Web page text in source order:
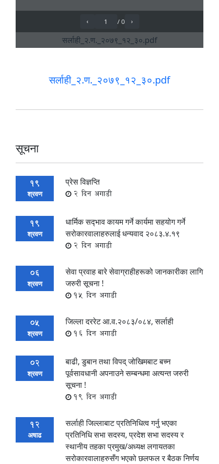
सर्लाही_२.ण._२०७९_१२_३०.pdf
सूचना
19
श्रवण
प्रेस विज्ञप्ति
2 दिन अगाडी
19
श्रवण
धार्मिक सद्‍भाव कायम गर्ने कार्यमा सहयोग गर्ने
सरोकारवालाहरुलाई धन्यवाद २०८३.४.१९
2 दिन अगाडी
06
श्रवण
सेवा प्रवाह बारे सेवाग्राहीहरूको जानकारीका लागि
जरुरी सूचना !
15 दिन अगाडी
05
श्रवण
जिल्ला दररेट आ.व.२०८३/०८४, सर्लाही
16 दिन अगाडी
02
श्रवण
बाढी, डुबान तथा विपद् जोखिमबाट बच्न
पूर्वसावधानी अपनाउने सम्बन्धमा अत्यन्त जरुरी
सूचना !
19 दिन अगाडी
12
अषाढ
सर्लाही जिल्लाबाट प्रतिनिधित्व गर्नु भएका
प्रतिनिधि सभा सदस्य, प्रदेश सभा सदस्य र
स्थानीय तहका प्रमुख/अध्यक्ष लगायतका
सरोकारवालाहरुसँग भएको छलफल र बैठक निर्णय